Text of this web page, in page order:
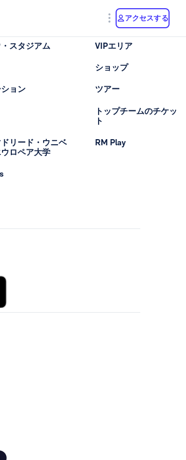
アクセスする
スタジアム
ョン
リード・ウニベ
ロペア大学
VIPエリア
ショップ
ツアー
トップチームのチケッ
ト
RM Play